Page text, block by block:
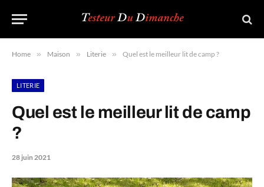
Home » Maison » Literie » Quel est le meilleur lit de camp ?
LITERIE
Quel est le meilleur lit de camp
?
28 juin 2021